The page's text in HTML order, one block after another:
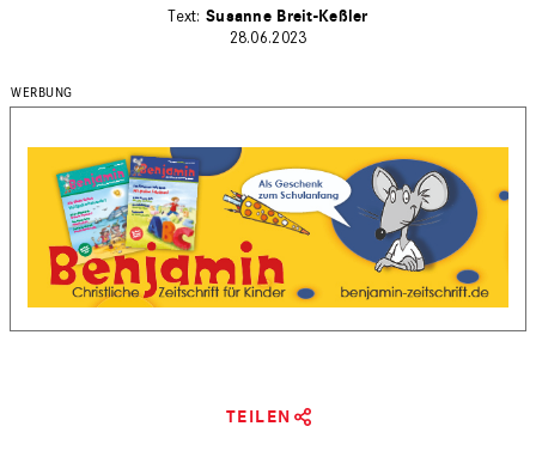
Susanne Breit-Keßler
28.06.2023
TEILEN